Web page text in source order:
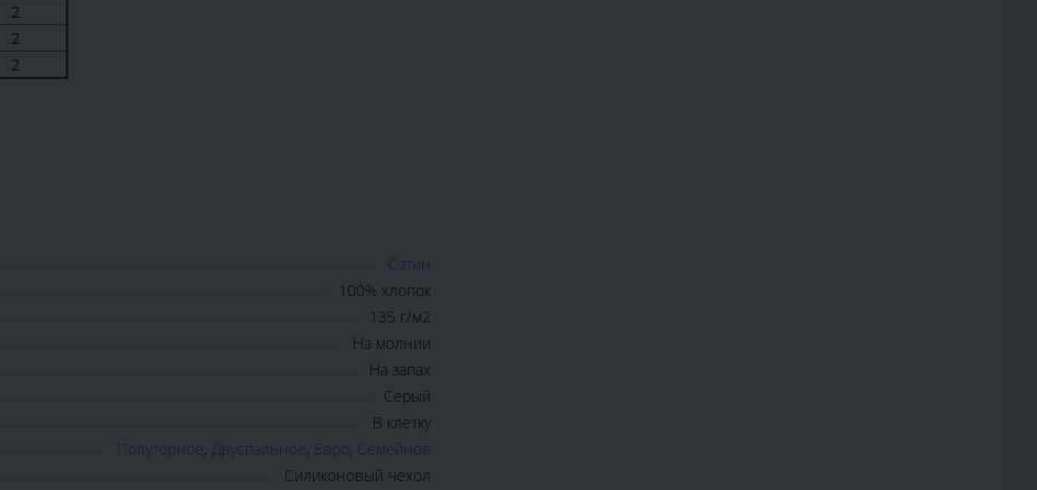
2
2
2
Сатин
100% хлопок
135 г/м2
На молнии
На запах
Серый
В клетку
Полуторное , Двуспальное , Евро , Семейное
Силиконовый чехол